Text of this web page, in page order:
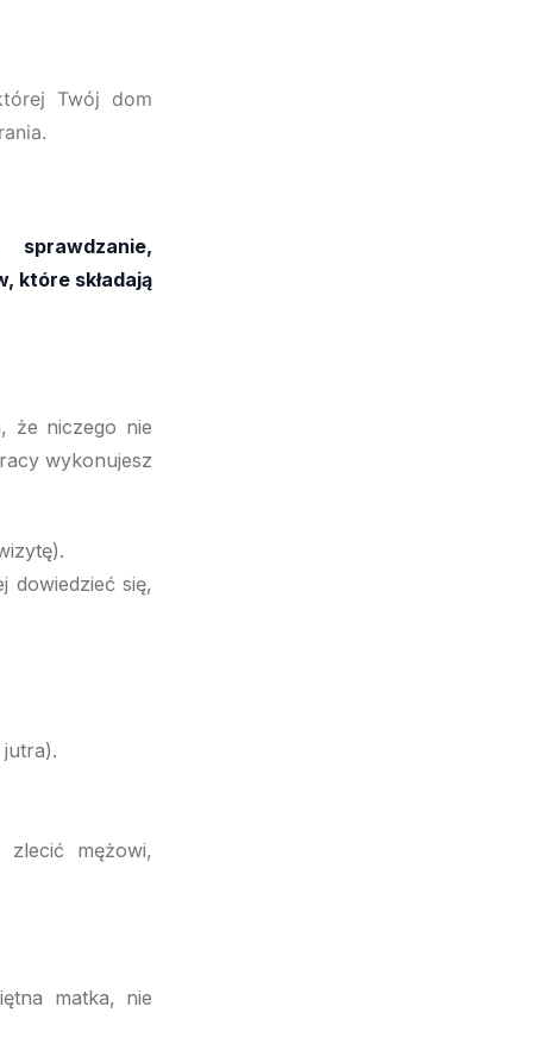
Twój dom
sprawdzanie,
które składają
że niczego nie
wykonujesz
dowiedzieć się,
zlecić mężowi,
matka, nie